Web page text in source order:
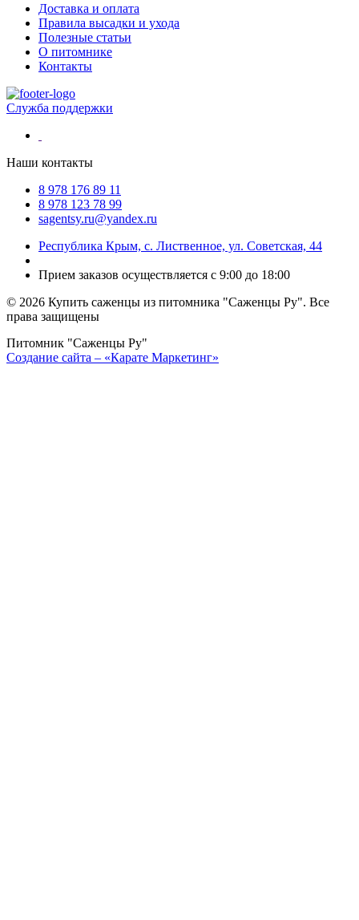
Доставка и оплата
Правила высадки и ухода
Полезные статьи
О питомнике
Контакты
Служба поддержки
Наши контакты
8 978 176 89 11
8 978 123 78 99
sagentsy.ru@yandex.ru
Республика Крым, с. Лиственное, ул. Советская, 44
Прием заказов осуществляется с 9:00 до 18:00
© 2026 Купить саженцы из питомника "Саженцы Ру". Все
права защищены
Питомник "Саженцы Ру"
Создание сайта – «Карате Маркетинг»